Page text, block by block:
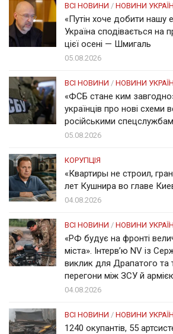
ВСІ НОВИНИ / НОВИНИ
«Путін хоче добити нашу
Україна сподівається на
цієї осені — Шмигаль
05.08.2026
ВСІ НОВИНИ / НОВИНИ
«ФСБ стане ким
українців про нові схеми
російськими
05.08.2026
КОРУПЦІЯ
«Квартиры не строил,
лет Кушнира во главе
04.08.2026
ВСІ НОВИНИ / НОВИНИ
«РФ будує на фронті
міста». Інтерв’ю NV із
виклик для Драпатого та
перегони між ЗСУ й
04.08.2026
ВСІ НОВИНИ / НОВИНИ
1240 окупантів, 55